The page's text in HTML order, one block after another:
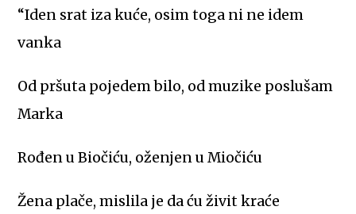
“Iden srat iza kuće, osim toga ni ne idem
vanka
Od pršuta pojedem bilo, od muzike poslušam
Marka
Rođen u Biočiću, oženjen u Miočiću
Žena plače, mislila je da ću živit kraće